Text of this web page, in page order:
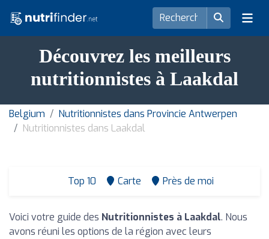
Découvrez les meilleurs
nutritionnistes à Laakdal
Belgium
Nutritionnistes dans Provincie Antwerpen
Nutritionnistes dans Laakdal
Top 10 Carte Près de moi
Voici votre guide des Nutritionnistes à Laakdal. Nous
avons réuni les options de la région avec leurs